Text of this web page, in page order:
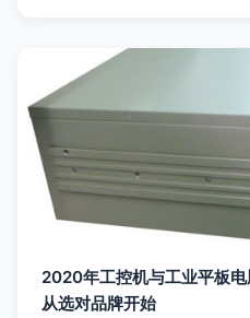
2020年工控机与工业平板
从选对品牌开始